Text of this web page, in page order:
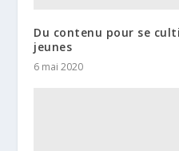
Du contenu pour se
jeunes
6 mai 2020